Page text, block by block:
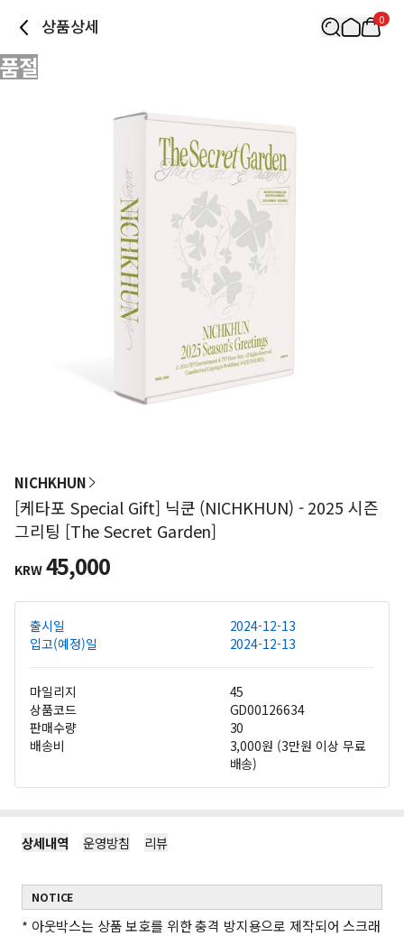
상품상세 0
품절
NICHKHUN
[케타포 Special Gift] 닉쿤 (NICHKHUN) - 2025 시즌
그리팅 [The Secret Garden]
KRW 45,000
출시일
2024-12-13
입고(예정)일
2024-12-13
마일리지
45
상품코드
GD00126634
판매수량
30
배송비
3,000원 (3만원 이상 무료
배송)
상세내역 운영방침 리뷰
NOTICE
* 아웃박스는 상품 보호를 위한 충격 방지용으로 제작되어 스크래